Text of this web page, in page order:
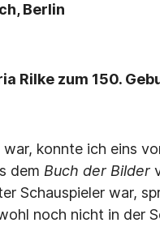
Berlin
Rilke zum 150.
konnte ich eins
dem Buch der Bilder
Schauspieler war,
noch nicht in der